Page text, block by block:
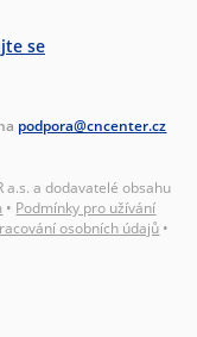
se
podpora@cncenter.cz
a.s. a dodavatelé obsahu
• Podmínky pro užívání
osobních údajů •